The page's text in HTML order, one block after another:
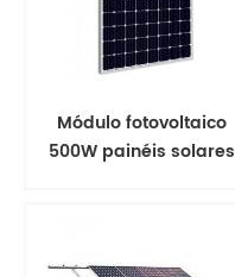
Módulo fotovoltaico
500W painéis solares